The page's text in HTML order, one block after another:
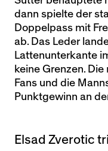
dann spielte der
Doppelpass mit
ab. Das Leder
Lattenunterkante
keine Grenzen.
Fans und die
Punktgewinn an
Elsad Zverotic